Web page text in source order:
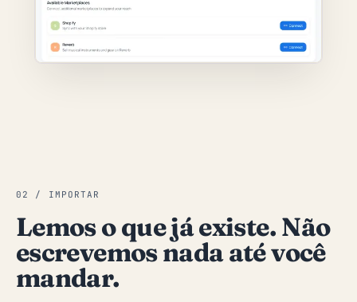
02 / IMPORTAR
Lemos o que já existe. Não
escrevemos nada até você
mandar.